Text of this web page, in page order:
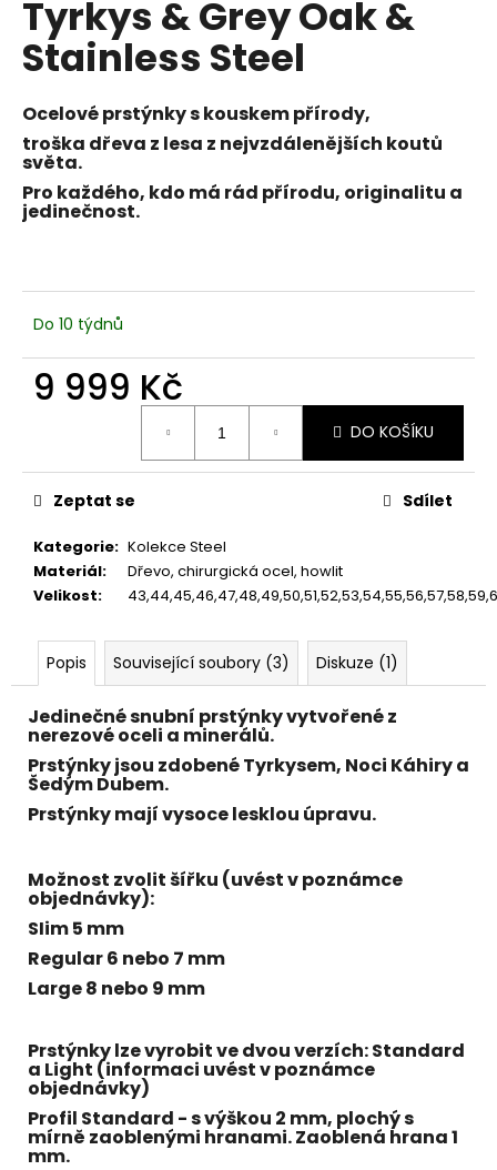
Tyrkys & Grey Oak &
Stainless Steel
Ocelové prstýnky s kouskem přírody,
troška dřeva z lesa z nejvzdálenějších koutů
světa.
Pro každého, kdo má rád přírodu, originalitu a
jedinečnost.
Do 10 týdnů
9 999 Kč
DO KOŠÍKU
Kategorie: Kolekce Steel
Materiál:
Dřevo, chirurgická ocel, howlit
Velikost:
Zeptat se Sdílet
Popis Související soubory (3) Diskuze (1)
Jedinečné snubní prstýnky vytvořené z
nerezovéoceli a minerálů.
Prstýnky jsou zdobenéTyrkysem, Noci Káhiry a
Šedým Dubem.
Prstýnky mají vysoce lesklou úpravu.
Možnost zvolit šířku (uvést v poznámce
objednávky):
SIim 5 mm
Regular 6 nebo 7 mm
Large 8 nebo 9 mm
Prstýnky lze vyrobit ve dvou verzích:Standard
a Light (informaci uvést v poznámce
objednávky)
Profil Standard - s výškou 2 mm, plochý s
mírně zaoblenými hranami. Zaoblená hrana 1
mm.
a
j
t
?
D
o
p
u
č
e
m